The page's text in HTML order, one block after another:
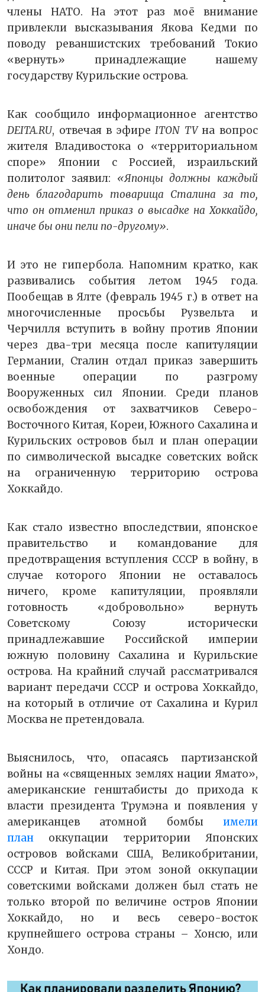
члены НАТО. На этот раз моё внимание
привлекли высказывания Якова Кедми по
поводу реваншистских требований Токио
«вернуть» принадлежащие нашему
государству Курильские острова.
Как сообщило информационное агентство
DEITA.RU, отвечая в эфиреITON TVна вопрос
жителя Владивостока о «территориальном
споре» Японии с Россией, израильский
политолог заявил: «Японцы должны каждый
день благодарить товарища Сталина за то,
что он отменил приказ о высадке на Хоккайдо,
иначе бы они пели по-другому».
И это не гипербола. Напомним кратко, как
развивались события летом 1945 года.
Пообещав в Ялте (февраль 1945 г.) в ответ на
многочисленные просьбы Рузвельта и
Черчилля вступить в войну против Японии
через два-три месяца после капитуляции
Германии, Сталин отдал приказ завершить
военные операции по разгрому
Вооруженных сил Японии. Среди планов
освобождения от захватчиков Северо-
Восточного Китая, Кореи, Южного Сахалина и
Курильских островов был и план операции
по символической высадке советских войск
на ограниченную территорию острова
Хоккайдо.
Как стало известно впоследствии, японское
правительство и командование для
предотвращения вступления СССР в войну, в
случае которого Японии не оставалось
ничего, кроме капитуляции, проявляли
готовность «добровольно» вернуть
Советскому Союзу исторически
принадлежавшие Российской империи
южную половину Сахалина и Курильские
острова. На крайний случай рассматривался
вариант передачи СССР и острова Хоккайдо,
на который в отличие от Сахалина и Курил
Москва не претендовала.
Выяснилось, что, опасаясь партизанской
войны на «священных землях нации Ямато»,
американские генштабисты до прихода к
власти президента Трумэна и появления у
американцев атомной бомбы имели
план оккупации территории Японских
островов войсками США, Великобритании,
СССР и Китая. При этом зоной оккупации
советскими войсками должен был стать не
только второй по величине остров Японии
Хоккайдо, но и весь северо-восток
крупнейшего острова страны – Хонсю, или
Хондо.